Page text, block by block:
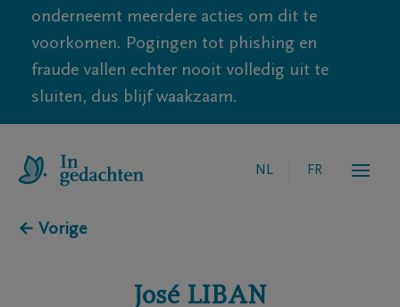
onderneemt meerdere acties om dit te
voorkomen. Pogingen tot phishing en
fraude vallen echter nooit volledig uit te
sluiten, dus blijf waakzaam.
NL FR
← Vorige
José LIBAN